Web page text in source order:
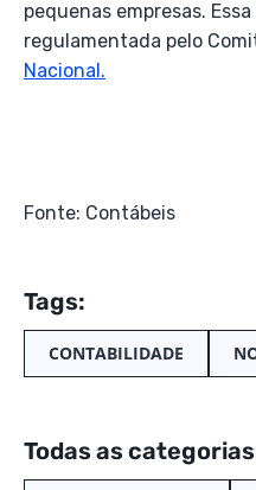
pequenas empresas.
regulamentada pelo
Nacional.
Fonte: Contábeis
Tags:
CONTABILIDADE
Todas as